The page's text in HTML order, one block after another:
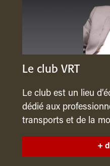
Le club VRT
Le club est un lieu
dédié aux
transports et de la
+